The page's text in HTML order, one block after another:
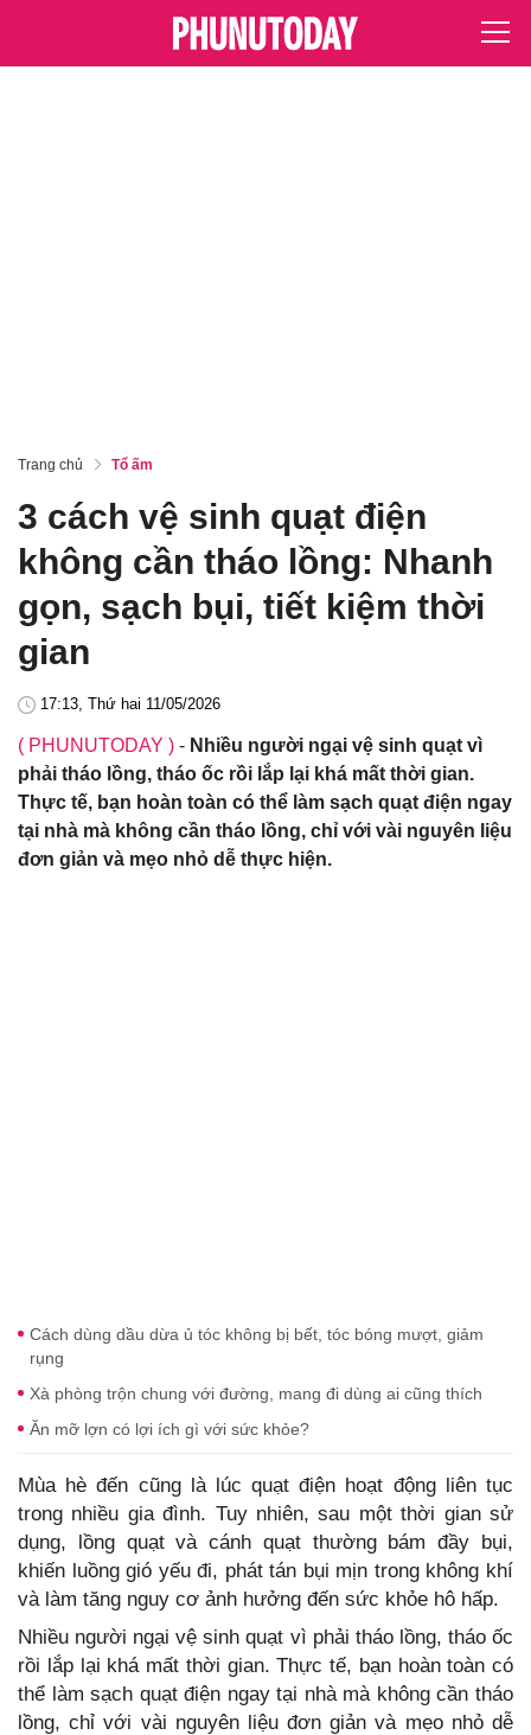
Trang chủ Tổ ấm
3 cách vệ sinh quạt điện
không cần tháo lồng: Nhanh
gọn, sạch bụi, tiết kiệm thời
gian
17:13, Thứ hai 11/05/2026
( PHUNUTODAY ) - Nhiều người ngại vệ sinh quạt vì
phải tháo lồng, tháo ốc rồi lắp lại khá mất thời gian.
Thực tế, bạn hoàn toàn có thể làm sạch quạt điện ngay
tại nhà mà không cần tháo lồng, chỉ với vài nguyên liệu
đơn giản và mẹo nhỏ dễ thực hiện.
Cách dùng dầu dừa ủ tóc không bị bết, tóc bóng mượt, giảm
rụng
Xà phòng trộn chung với đường, mang đi dùng ai cũng thích
Ăn mỡ lợn có lợi ích gì với sức khỏe?
Mùa hè đến cũng là lúc quạt điện hoạt động liên tục
trong nhiều gia đình. Tuy nhiên, sau một thời gian sử
dụng, lồng quạt và cánh quạt thường bám đầy bụi,
khiến luồng gió yếu đi, phát tán bụi mịn trong không khí
và làm tăng nguy cơ ảnh hưởng đến sức khỏe hô hấp.
Nhiều người ngại vệ sinh quạt vì phải tháo lồng, tháo ốc
rồi lắp lại khá mất thời gian. Thực tế, bạn hoàn toàn có
thể làm sạch quạt điện ngay tại nhà mà không cần tháo
lồng, chỉ với vài nguyên liệu đơn giản và mẹo nhỏ dễ